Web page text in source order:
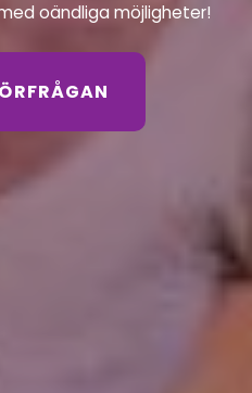
oändliga möjligheter!